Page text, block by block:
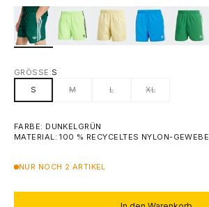
GRÖSSE: S
S
M L XL
FARBE: DUNKELGRÜN
MATERIAL: 100 % RECYCELTES NYLON-GEWEBE
NUR NOCH 2 ARTIKEL